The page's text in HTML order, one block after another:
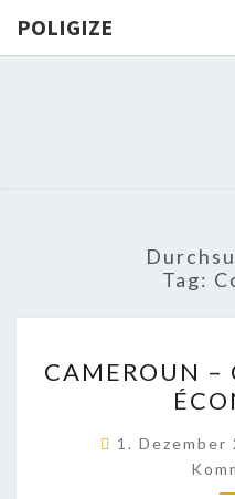
POLIGIZE
Tag:
CAMEROUN –
1. Dezember